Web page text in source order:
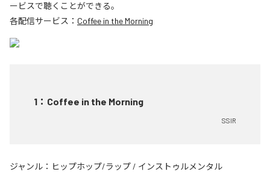
ービスで聴くことができる。
各配信サービス： Coffee in the Morning
1 ： Coffee in the Morning
SSIR
ジャンル： ヒップホップ/ラップ / インストゥルメンタル